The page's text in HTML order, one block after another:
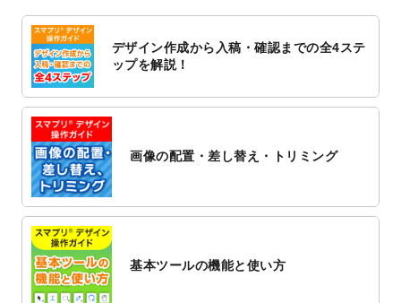
2023/1/5
スタンプカードのデザインテンプレート
追加しました。
2022/12/26
止のお知らせ
2022/12/16
トを公開いたしました。
2022/12/1
2022/11/25
【新商品】封筒が作成できるようになりま
2022/11/25
【新商品】クリアファイルが作成できるよ
デザイン作成から入稿・確認までの全4ステ
ップを解説！
画像の配置・差し替え・トリミング
基本ツールの機能と使い方